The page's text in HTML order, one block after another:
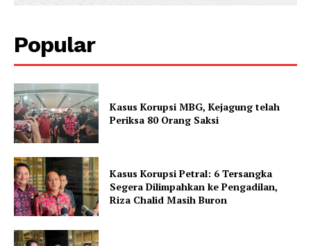
Popular
Kasus Korupsi MBG, Kejagung telah
Periksa 80 Orang Saksi
Kasus Korupsi Petral: 6 Tersangka
Segera Dilimpahkan ke Pengadilan,
Riza Chalid Masih Buron